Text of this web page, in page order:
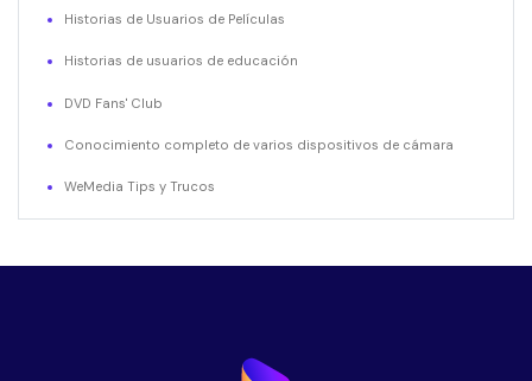
Historias de Usuarios de Películas
Historias de usuarios de educación
DVD Fans' Club
Conocimiento completo de varios dispositivos de cámara
WeMedia Tips y Trucos